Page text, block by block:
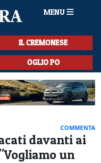
MENU
IL CREMONESE
OGLIO PO
COMMENTA
davanti ai
un